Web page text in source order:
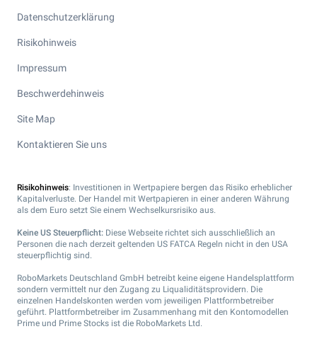
Datenschutzerklärung
Risikohinweis
Impressum
Beschwerdehinweis
Site Map
Kontaktieren Sie uns
Risikohinweis: Investitionen in Wertpapiere bergen das Risiko erheblicher
Kapitalverluste. Der Handel mit Wertpapieren in einer anderen Währung
als dem Euro setzt Sie einem Wechselkursrisiko aus.
Keine US Steuerpflicht: Diese Webseite richtet sich ausschließlich an
Personen die nach derzeit geltenden US FATCA Regeln nicht in den USA
steuerpflichtig sind.
RoboMarkets Deutschland GmbH betreibt keine eigene Handelsplattform
sondern vermittelt nur den Zugang zu Liqualiditätsprovidern. Die
einzelnen Handelskonten werden vom jeweiligen Plattformbetreiber
geführt. Plattformbetreiber im Zusammenhang mit den Kontomodellen
Prime und Prime Stocks ist die RoboMarkets Ltd.